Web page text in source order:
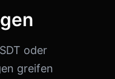
oder
greifen